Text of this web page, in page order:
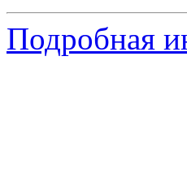
Подробная